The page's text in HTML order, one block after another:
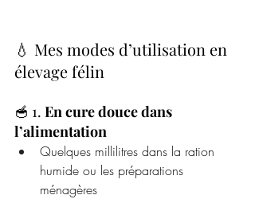
💧 Mes modes d’utilisation en
élevage félin
🥣 1. En cure douce dans
l’alimentation
Quelques millilitres dans la ration
humide ou les préparations
ménagères